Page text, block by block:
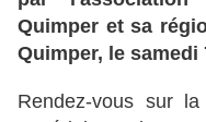
Quimper et sa
Quimper, le samedi
Rendez-vous sur